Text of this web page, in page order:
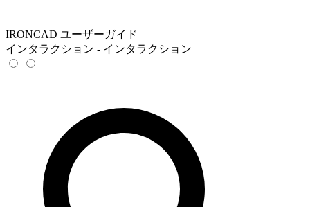
IRONCAD ユーザーガイド
インタラクション - インタラクション